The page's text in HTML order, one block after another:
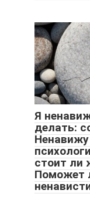
Я
делать:
стоит ли
Поможет